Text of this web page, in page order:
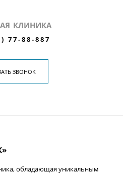
КЛИНИКА
77-88-887
ЗВОНОК
обладающая уникальным